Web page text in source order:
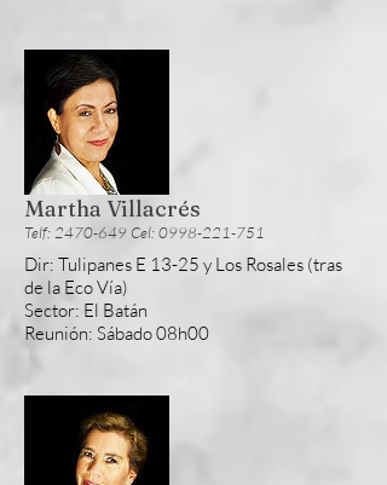
Martha Villacrés
Telf: 2470-649 Cel: 0998-221-751
Dir: Tulipanes E 13-25 y Los Rosales (tras
de la Eco Vía)
Sector: El Batán
Reunión: Sábado 08h00